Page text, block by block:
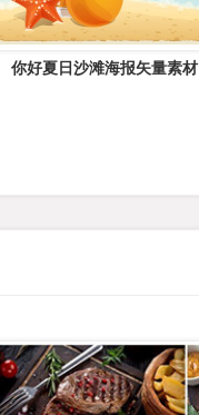
你好夏日沙滩海报矢量素材